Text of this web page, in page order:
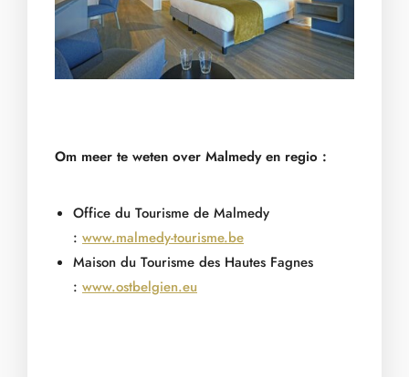
Om meer te weten over Malmedy en regio :
Office du Tourisme de Malmedy
: www.malmedy-tourisme.be
Maison du Tourisme des Hautes Fagnes
: www.ostbelgien.eu